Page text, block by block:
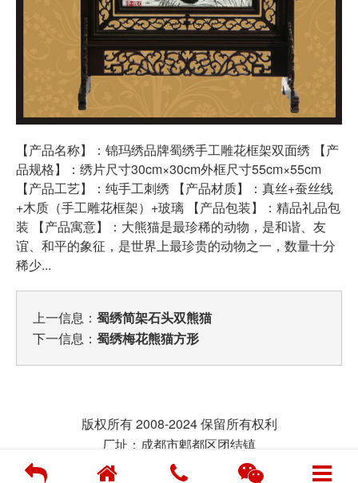
【产品名称】： 锦玛绣品牌蜀绣手工雕花框架双面绣 【产
品规格】：绣片尺寸30cm×30cm外框尺寸55cm×55cm
【产品工艺】：纯手工刺绣 【产品材质】： 真丝+蚕丝线
+木质（手工雕花框架）+玻璃 【产品包装】： 精品礼品包
装 【产品寓意】：大熊猫是最珍稀的动物，是和谐、友
谊、和平的象征，是世界上最珍贵的动物之一，数量十分
稀少...
上一信息： 蜀绣简架石头双熊猫
下一信息： 蜀绣梅花熊猫方形
版权所有 2008-2024 保留所有权利
厂址：成都市郫都区团结镇